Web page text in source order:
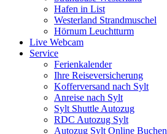
Hafen in List
Westerland Strandmuschel
Hörnum Leuchtturm
Live Webcam
Service
Ferienkalender
Ihre Reiseversicherung
Kofferversand nach Sylt
Anreise nach Sylt
Sylt Shuttle Autozug
RDC Autozug Sylt
Autozug Sylt Online Buchen